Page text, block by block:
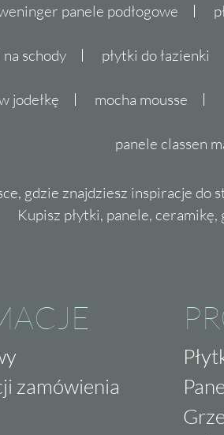
panele podłogowe
na schody płytki do łazienki
jodełkę mocha mousse
panele classen
gdzie znajdziesz inspiracje do
Kupisz płytki, panele,
zamówienia